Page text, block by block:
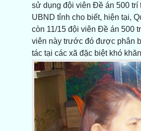
sử dụng đội viên Đề án 500 trí
UBND tỉnh cho biết, hiện tại,
còn 11/15 đội viên Đề án 500
viên này trước đó được phân
tác tại các xã đặc biệt khó